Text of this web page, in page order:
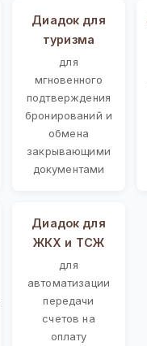
Диадок для
туризма
для
мгновенного
подтверждения
бронирований и
обмена
закрывающими
документами
Диадок для
ЖКХ и ТСЖ
для
автоматизации
передачи
счетов на
оплату